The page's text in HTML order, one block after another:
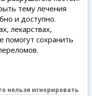
тему лечения
и доступно.
лекарствах,
помогут сохранить
нельзя игнорировать